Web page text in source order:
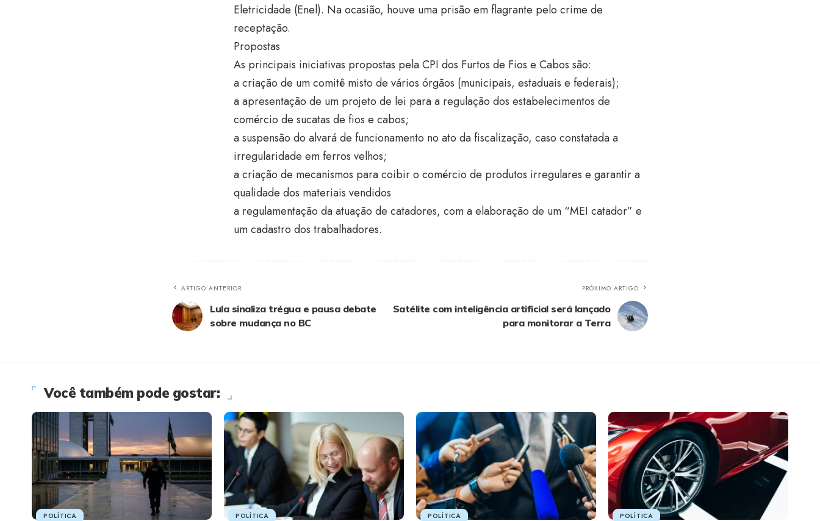
Eletricidade (Enel). Na ocasião, houve uma prisão em flagrante pelo crime de
receptação.
Propostas
As principais iniciativas propostas pela CPI dos Furtos de Fios e Cabos são:
a criação de um comitê misto de vários órgãos (municipais, estaduais e federais);
a apresentação de um projeto de lei para a regulação dos estabelecimentos de
comércio de sucatas de fios e cabos;
a suspensão do alvará de funcionamento no ato da fiscalização, caso constatada a
irregularidade em ferros velhos;
a criação de mecanismos para coibir o comércio de produtos irregulares e garantir a
qualidade dos materiais vendidos
a regulamentação da atuação de catadores, com a elaboração de um “MEI catador” e
um cadastro dos trabalhadores.
ARTIGO ANTERIOR
Lula sinaliza trégua e pausa debate
sobre mudança no BC
PRÓXIMO ARTIGO
Satélite com inteligência artificial será lançado
para monitorar a Terra
Você também pode gostar:
POLÍTICA POLÍTICA POLÍTICA POLÍTICA